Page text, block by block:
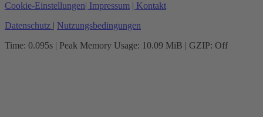
Cookie-Einstellungen| Impressum | Kontakt
Datenschutz | Nutzungsbedingungen
Time: 0.095s | Peak Memory Usage: 10.09 MiB | GZIP: Off